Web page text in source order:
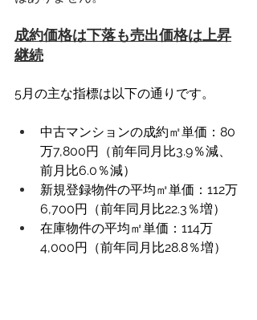
成約価格は下落も売出価格は上昇
継続
5月の主な指標は以下の通りです。
中古マンションの成約㎡単価：80
万7,800円（前年同月比3.9％減、
前月比6.0％減）
新規登録物件の平均㎡単価：112万
6,700円（前年同月比22.3％増）
在庫物件の平均㎡単価：114万
4,000円（前年同月比28.8％増）